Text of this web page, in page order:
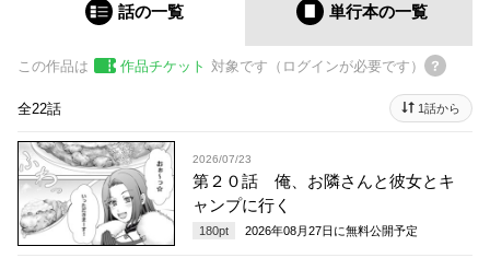
話の一覧 単行本の一覧
この作品は 作品チケット 対象です（ログインが必要です）
全22話 1話から
2026/07/23
第２０話 俺、お隣さんと彼女とキ
ャンプに行く
180pt 2026年08月27日 に無料公開予定